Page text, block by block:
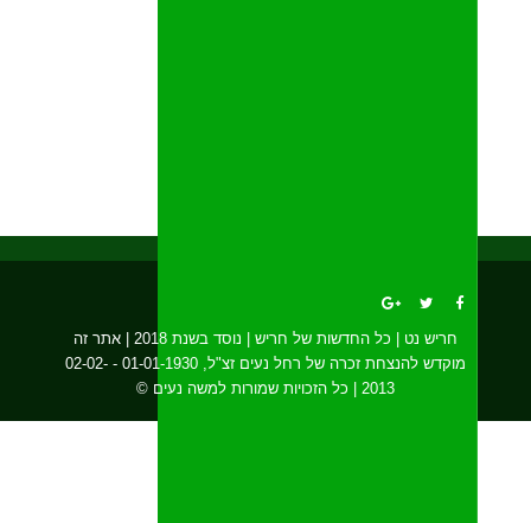
חריש נט | כל החדשות של חריש | נוסד בשנת 2018 | אתר זה
מוקדש להנצחת זכרה של רחל נעים זצ"ל, 01-01-1930 - 02-02-